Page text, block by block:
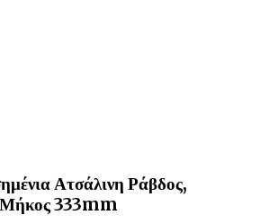
Ατσάλινη Ράβδος,
333mm